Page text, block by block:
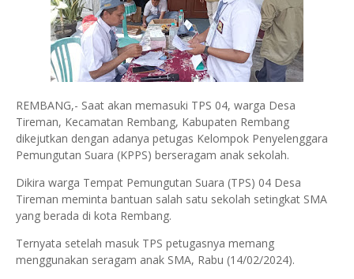
REMBANG,- Saat akan memasuki TPS 04, warga Desa
Tireman, Kecamatan Rembang, Kabupaten Rembang
dikejutkan dengan adanya petugas Kelompok Penyelenggara
Pemungutan Suara (KPPS) berseragam anak sekolah.
Dikira warga Tempat Pemungutan Suara (TPS) 04 Desa
Tireman meminta bantuan salah satu sekolah setingkat SMA
yang berada di kota Rembang.
Ternyata setelah masuk TPS petugasnya memang
menggunakan seragam anak SMA, Rabu (14/02/2024).